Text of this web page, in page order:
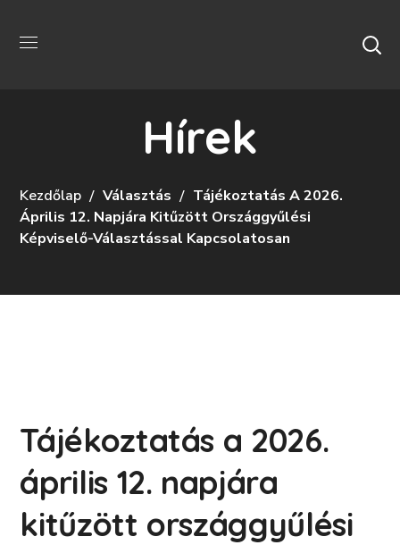
Hírek
Kezdőlap Választás
Tájékoztatás A 2026.
Április 12. Napjára Kitűzött Országgyűlési
Képviselő-Választással Kapcsolatosan
Tájékoztatás a 2026.
április 12. napjára
kitűzött országgyűlési